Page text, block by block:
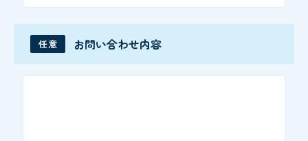
任意 お問い合わせ内容